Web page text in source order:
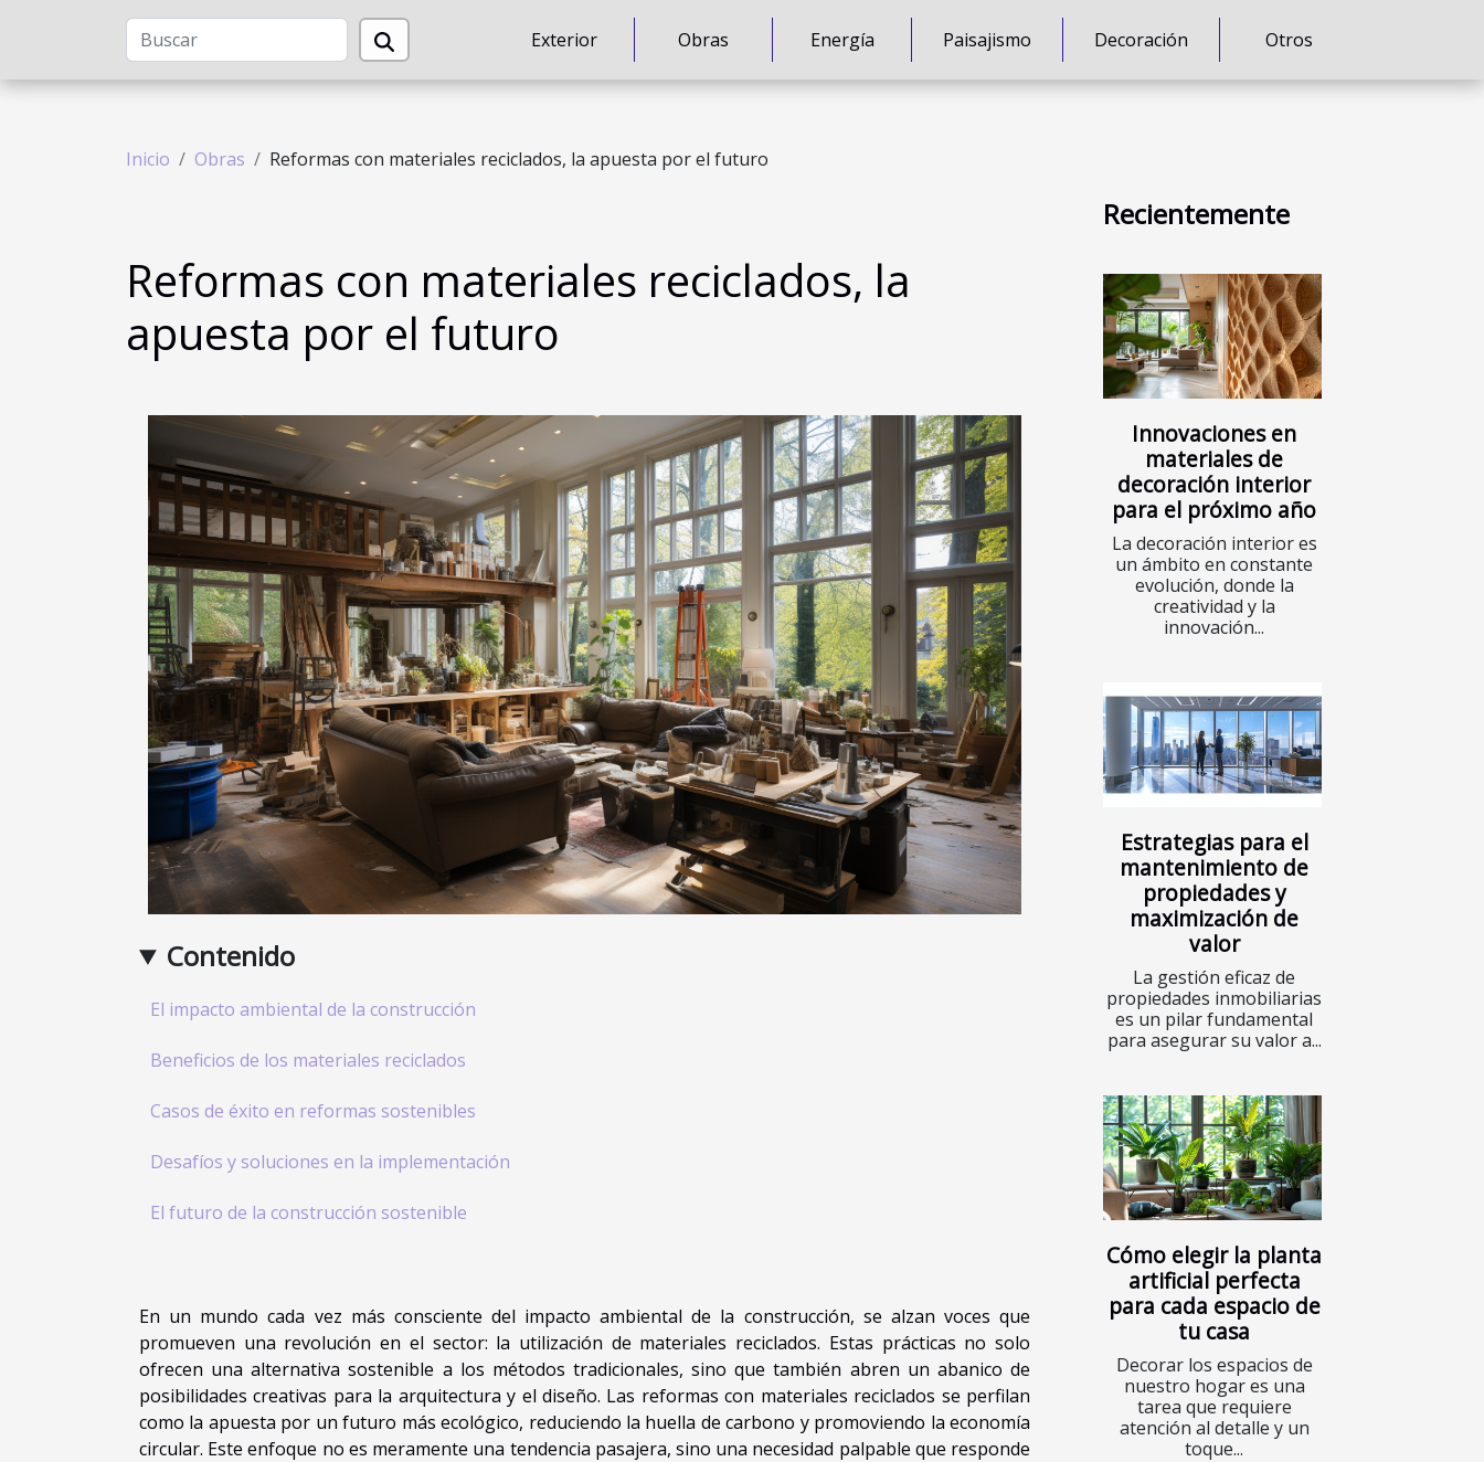
Exterior Obras Energía Paisajismo Decoración Otros
Inicio Obras Reformas con materiales reciclados, la apuesta por el futuro
Reformas con materiales reciclados, la
apuesta por el futuro
Contenido
El impacto ambiental de la construcción
Beneficios de los materiales reciclados
Casos de éxito en reformas sostenibles
Desafíos y soluciones en la implementación
El futuro de la construcción sostenible
En un mundo cada vez más consciente del impacto ambiental de la construcción, se alzan voces que
promueven una revolución en el sector: la utilización de materiales reciclados. Estas prácticas no solo
ofrecen una alternativa sostenible a los métodos tradicionales, sino que también abren un abanico de
posibilidades creativas para la arquitectura y el diseño. Las reformas con materiales reciclados se perfilan
como la apuesta por un futuro más ecológico, reduciendo la huella de carbono y promoviendo la economía
circular. Este enfoque no es meramente una tendencia pasajera, sino una necesidad palpable que responde
Recientemente
Innovaciones en
materiales de
decoración interior
para el próximo año
La decoración interior es
un ámbito en constante
evolución, donde la
creatividad y la
innovación...
Estrategias para el
mantenimiento de
propiedades y
maximización de
valor
La gestión eficaz de
propiedades inmobiliarias
es un pilar fundamental
para asegurar su valor a...
Cómo elegir la planta
artificial perfecta
para cada espacio de
tu casa
Decorar los espacios de
nuestro hogar es una
tarea que requiere
atención al detalle y un
toque...